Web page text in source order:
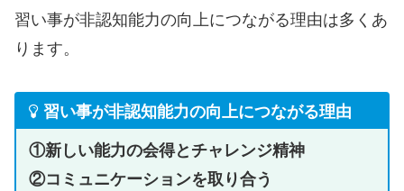
習い事が非認知能力の向上につながる理由は多くあ
ります。
習い事が非認知能力の向上につながる理由
①新しい能力の会得とチャレンジ精神
②コミュニケーションを取り合う